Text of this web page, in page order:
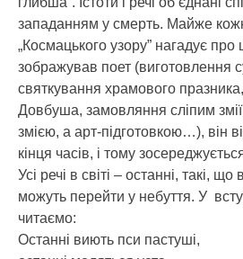
западанням у смерть. Майже
„Космацького узору” нагадує
зображував поет (виготовлення
святкування храмового
Довбуша, замовляння сліпим
змією, а арт-підготовкою…), він
кінця часів, і тому
Усі речі в світі – останні, такі,
можуть перейти у небуття. У
читаємо:
Останні виють пси пастуші,